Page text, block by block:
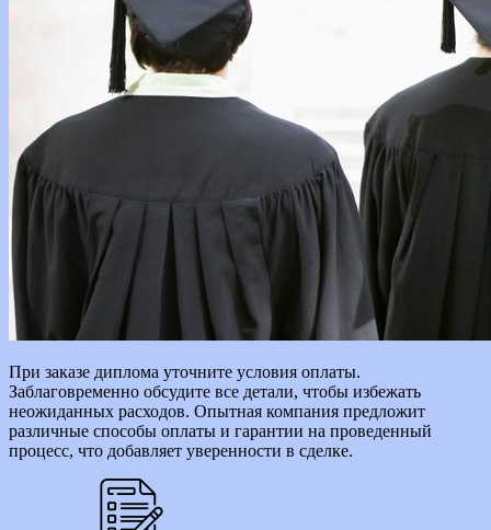
При заказе диплома уточните условия оплаты.
Заблаговременно обсудите все детали, чтобы избежать
неожиданных расходов. Опытная компания предложит
различные способы оплаты и гарантии на проведенный
процесс, что добавляет уверенности в сделке.